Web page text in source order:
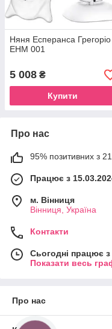
Няня Есперанса Грегоріо
EHM 001
5 008 ₴
Купити
Про нас
95% позитивних з 21
Працює з
м. Вінниця
Вінниця, Україна
Контакти
Сьогодні працює
Показати весь
Про нас